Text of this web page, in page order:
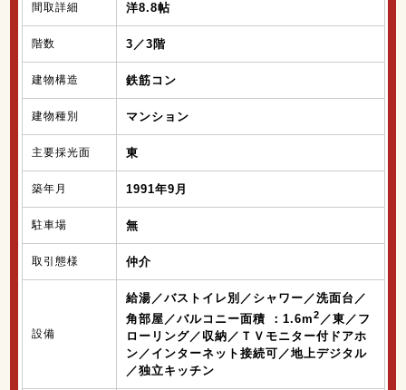
間取詳細 洋8.8帖
階数 3／3階
建物構造 鉄筋コン
建物種別 マンション
主要採光面 東
築年月 1991年9月
駐車場 無
取引態様 仲介
設備
給湯／バストイレ別／シャワー／洗面台／
角部屋／バルコニー面積 ：1.6m2 ／東／フ
ローリング／収納／ＴＶモニター付ドアホ
ン／インターネット接続可／地上デジタル
／独立キッチン